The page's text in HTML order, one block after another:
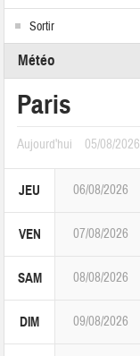
Sortir
Météo
Paris
Aujourd'hui 05/08/2026
JEU 06/08/2026
VEN 07/08/2026
SAM 08/08/2026
DIM 09/08/2026